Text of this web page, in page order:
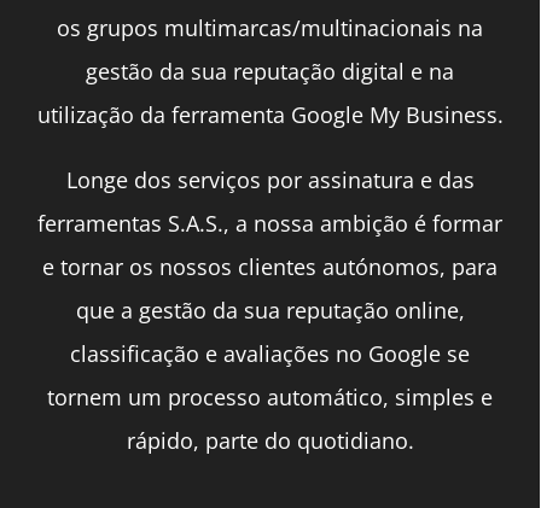
os grupos multimarcas/multinacionais na
gestão da sua reputação digital e na
utilização da ferramenta Google My Business.
Longe dos serviços por assinatura e das
ferramentas S.A.S., a nossa ambição é formar
e tornar os nossos clientes autónomos, para
que a gestão da sua reputação online,
classificação e avaliações no Google se
tornem um processo automático, simples e
rápido, parte do quotidiano.